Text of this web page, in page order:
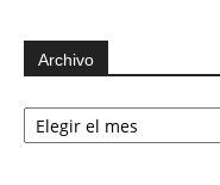
Archivo
Archivo